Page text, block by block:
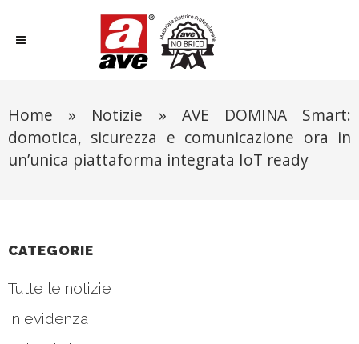
Home » Notizie » AVE DOMINA Smart:
domotica, sicurezza e comunicazione ora in
un’unica piattaforma integrata IoT ready
CATEGORIE
Tutte le notizie
In evidenza